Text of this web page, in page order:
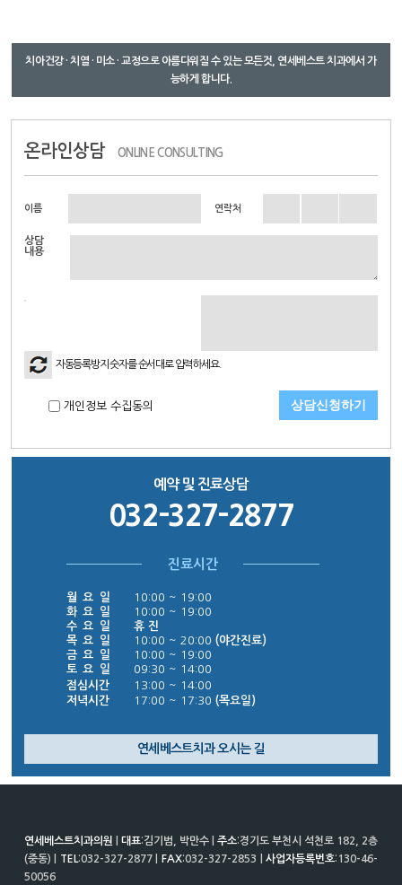
치아건강 · 치열 · 미소 · 교정으로 아름다워질 수 있는 모든것, 연세베스트 치과에서 가
능하게 합니다.
온라인상담 ONLINE CONSULTING
이름 연락처
상담
내용
자동등록방지 숫자를 순서대로 입력하세요.
개인정보 수집동의
예약 및 진료상담
032-327-2877
진료시간
월 요 일
10:00 ~ 19:00
화 요 일
10:00 ~ 19:00
수 요 일
휴 진
목 요 일
10:00 ~ 20:00 (야간진료)
금 요 일
10:00 ~ 19:00
토 요 일
09:30 ~ 14:00
점심시간
13:00 ~ 14:00
저녁시간
17:00 ~ 17:30 (목요일)
연세베스트치과 오시는 길
연세베스트치과의원 대표:김기범, 박만수 |주소:경기도 부천시 석천로 182, 2층
(중동) | TEL:032-327-2877 | FAX:032-327-2853 |사업자등록번호:130-46-
50056